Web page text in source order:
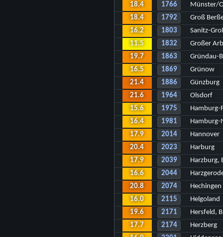
18.4
1766
Münster/
18.4
1792
Groß
16.2
1803
Sanitz-
11.5
1832
Großer
19.7
1863
Gründau-
16.5
1869
Grünow
21.4
1886
Günzburg
21.6
1964
Olsdorf
15.6
1975
Hamburg-
16.4
1981
17.9
2014
Hannover
20.4
2023
Harburg
17.9
2039
Harzburg,
16.6
2044
20.8
2074
Hechingen
16.0
2115
Helgoland
19.6
2171
Hersfeld,
17.7
2174
Herzberg